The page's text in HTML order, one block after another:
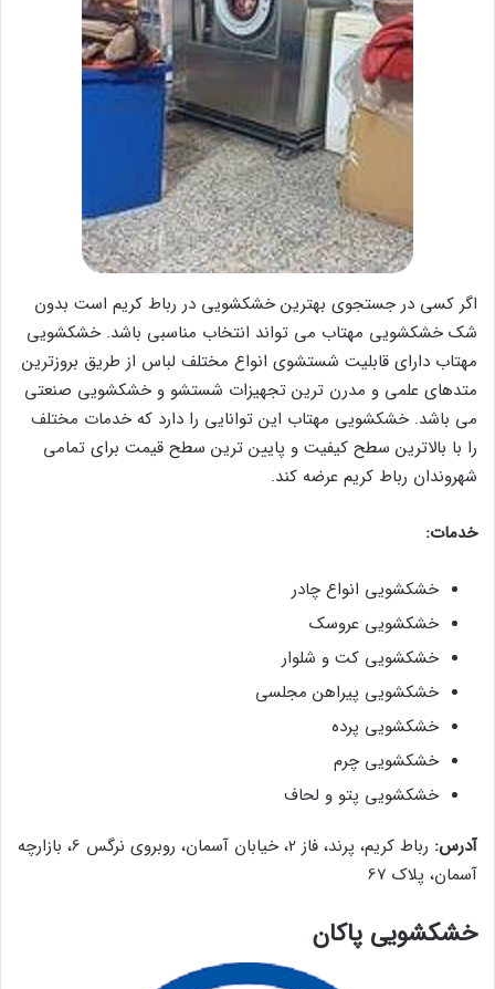
اگر کسی در جستجوی بهترین خشکشویی در رباط کریم است بدون
شک خشکشویی مهتاب می تواند انتخاب مناسبی باشد. خشکشویی
مهتاب دارای قابلیت شستشوی انواع مختلف لباس از طریق بروزترین
متدهای علمی و مدرن ترین تجهیزات شستشو و خشکشویی صنعتی
می باشد. خشکشویی مهتاب این توانایی را دارد که خدمات مختلف
را با بالاترین سطح کیفیت و پایین ترین سطح قیمت برای تمامی
شهروندان رباط کریم عرضه کند.
خدمات:
خشکشویی انواع چادر
خشکشویی عروسک
خشکشویی کت و شلوار
خشکشویی پیراهن مجلسی
خشکشویی پرده
خشکشویی چرم
خشکشویی پتو و لحاف
آدرس:
رباط کریم، پرند، فاز 2، خیابان آسمان، روبروی نرگس 6، بازارچه
آسمان، پلاک 67
خشکشویی پاکان